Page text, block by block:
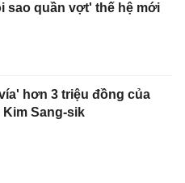
sao quần vợt' thế hệ mới
hơn 3 triệu đồng của
Kim Sang-sik